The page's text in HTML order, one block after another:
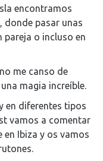
encontramos
donde pasar unas
pareja o incluso en
me canso de
magia increíble.
en diferentes tipos
vamos a comentar
Ibiza y os vamos